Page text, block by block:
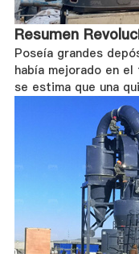
Resumen
Poseía grandes
había mejorado en
se estima que una